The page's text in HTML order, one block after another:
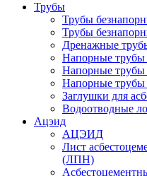
Трубы
Трубы
Трубы
Дренажные
Напорные
Напорные
Напорные
Заглушки для
Водоотводные
Ацэид
АЦЭИД
Лист
(ЛПН)